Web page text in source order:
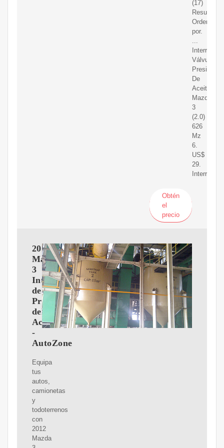
(17)
Ordenar
por.
Interruptor
Válvula
Presión
De
Aceite
Mazda
3
(2.0)
626
Mz
6.
US$
29.
Interruptor,
Obtén
el
precio
2012
Mazda
3
Interruptor
de
Presion
del
Aceite
-
AutoZone
Equipa
tus
autos,
camionetas
y
todoterrenos
con
2012
Mazda